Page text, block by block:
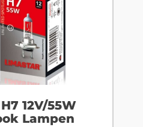
12V/55W
Lampen